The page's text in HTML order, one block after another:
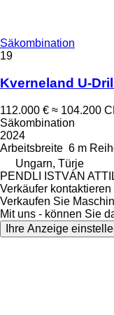
Säkombination
19
Kverneland U-
112.000 € ≈ 104.200
Säkombination
2024
Arbeitsbreite 6 m
Ungarn, Türje
PENDLI ISTVÁN
Verkäufer kontaktieren
Verkaufen Sie
Mit uns - können Sie
Ihre Anzeige